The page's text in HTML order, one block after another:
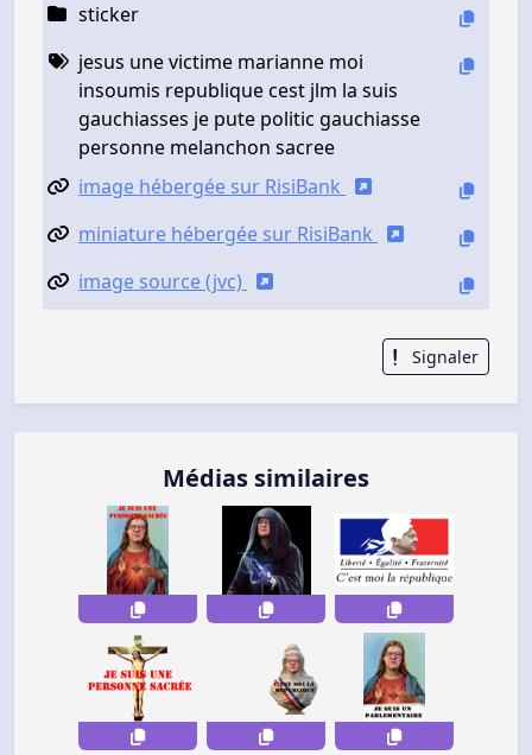
sticker
jesus une victime marianne moi
insoumis republique cest jlm la suis
gauchiasses je pute politic gauchiasse
personne melanchon sacree
image hébergée sur RisiBank
miniature hébergée sur RisiBank
image source (jvc)
Signaler
Médias similaires